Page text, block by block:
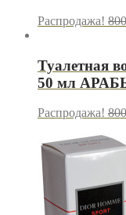
Распродажа!
Туалетная
50 мл
Распродажа!